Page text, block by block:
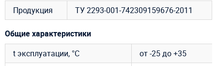
Продукция
ТУ 2293-001-742309159676-2011
Общие характеристики
t эксплуатации, °C
от -25 до +35